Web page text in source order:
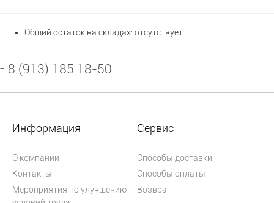
Общий остаток на складах: отсутствует
т. 8 (913) 185 18-50
Информация
О компании
Контакты
Мероприятия по улучшению
Сервис
Способы доставки
Способы оплаты
Возврат